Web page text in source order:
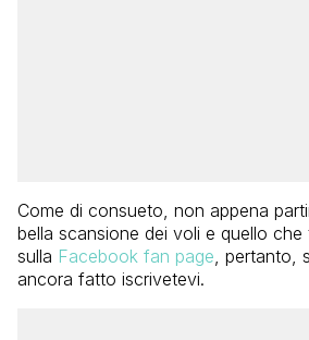
Come di consueto, non appena
bella scansione dei voli e quello
sulla Facebook fan page , pertanto,
ancora fatto iscrivetevi.